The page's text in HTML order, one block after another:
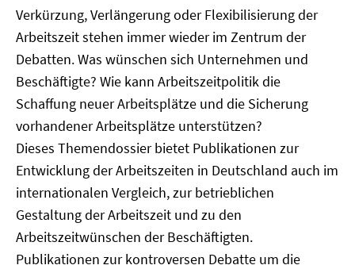
Verkürzung, Verlängerung oder Flexibilisierung der
Arbeitszeit stehen immer wieder im Zentrum der
Debatten. Was wünschen sich Unternehmen und
Beschäftigte? Wie kann Arbeitszeitpolitik die
Schaffung neuer Arbeitsplätze und die Sicherung
vorhandener Arbeitsplätze unterstützen?
Dieses Themendossier bietet Publikationen zur
Entwicklung der Arbeitszeiten in Deutschland auch im
internationalen Vergleich, zur betrieblichen
Gestaltung der Arbeitszeit und zu den
Arbeitszeitwünschen der Beschäftigten.
Publikationen zur kontroversen Debatte um die